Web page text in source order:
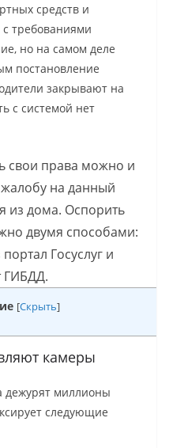
средств и
требованиями
но на самом деле
постановление
закрывают на
с системой нет
свои права можно и
на данный
из дома. Оспорить
двумя способами:
Госуслуг и
ГИБДД.
[Скрыть]
камеры
дежурят миллионы
следующие